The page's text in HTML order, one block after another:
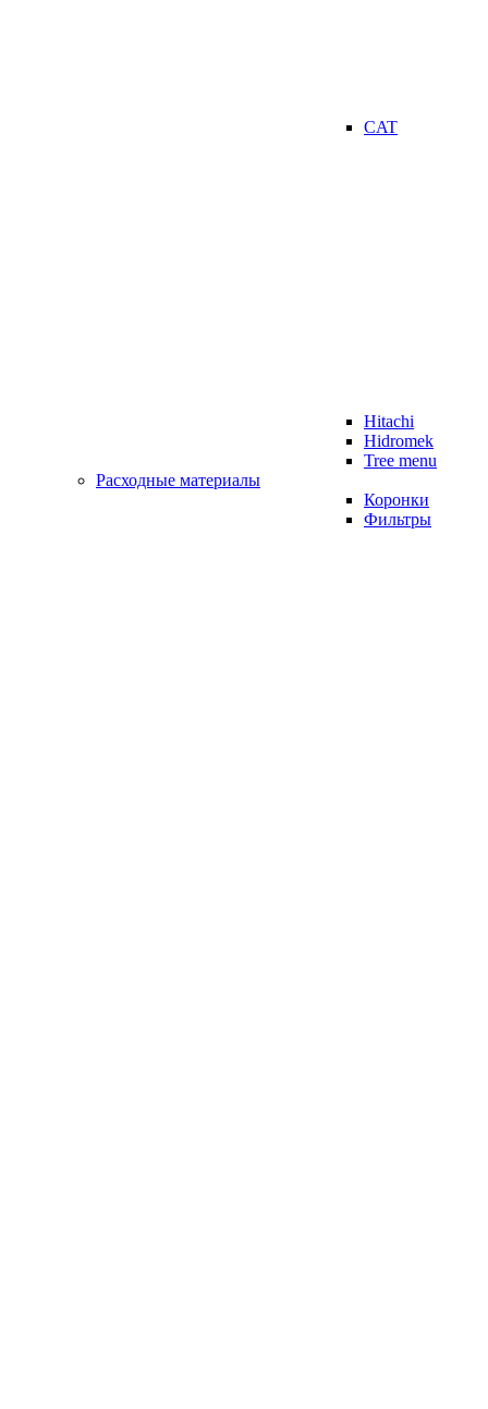
CAT
Hitachi
Hidromek
Tree menu
Расходные материалы
Коронки
Фильтры